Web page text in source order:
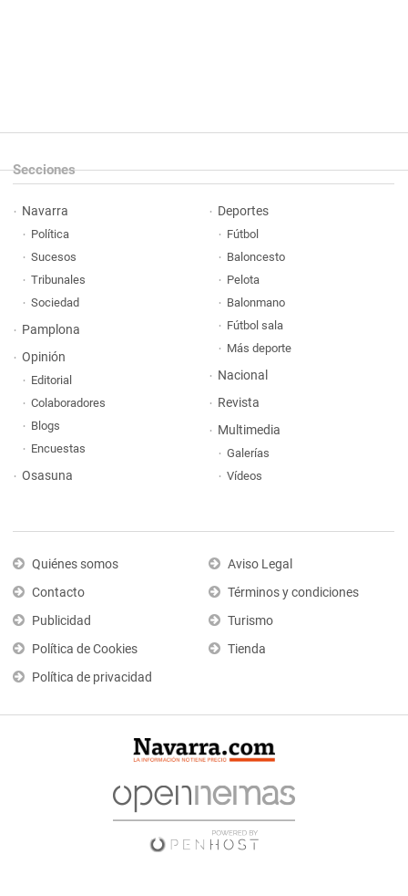
Secciones
Navarra
Política
Sucesos
Tribunales
Sociedad
Pamplona
Opinión
Editorial
Colaboradores
Blogs
Encuestas
Osasuna
Deportes
Fútbol
Baloncesto
Pelota
Balonmano
Fútbol sala
Más deporte
Nacional
Revista
Multimedia
Galerías
Vídeos
Quiénes somos
Contacto
Publicidad
Política de Cookies
Política de privacidad
Aviso Legal
Términos y condiciones
Turismo
Tienda